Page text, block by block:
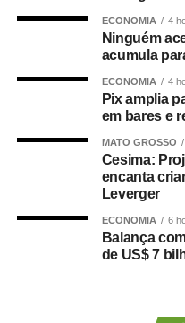
direção nacional do
Valdemar Costa Neto.
O presidente estadual do
que a legenda aprovou a
para a vaga de vice-
Chapas proporcionais
Durante a convenção, o
homologou os nomes que
dos Deputados e na
ECONOMIA 4
Ninguém
acumula
ECONOMIA 4
Pix amplia
em bares e
MATO GROSSO
Cesima:
encanta
Leverger
ECONOMIA 6
Balança
de US$ 7